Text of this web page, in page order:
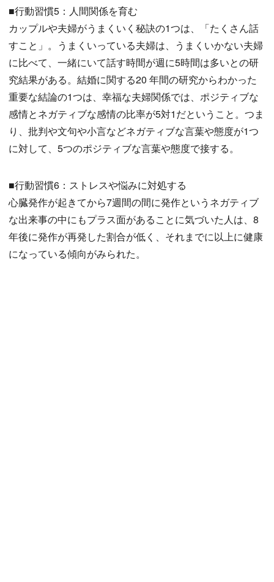
■行動習慣5：人間関係を育む
カップルや夫婦がうまくいく秘訣の1つは、「たくさん話
すこと」。うまくいっている夫婦は、うまくいかない夫婦
に比べて、一緒にいて話す時間が週に5時間は多いとの研
究結果がある。結婚に関する20 年間の研究からわかった
重要な結論の1つは、幸福な夫婦関係では、ポジティブな
感情とネガティブな感情の比率が5対1だということ。つま
り、批判や文句や小言などネガティブな言葉や態度が1つ
に対して、5つのポジティブな言葉や態度で接する。
■行動習慣6：ストレスや悩みに対処する
心臓発作が起きてから7週間の間に発作というネガティブ
な出来事の中にもプラス面があることに気づいた人は、8
年後に発作が再発した割合が低く、それまでに以上に健康
になっている傾向がみられた。